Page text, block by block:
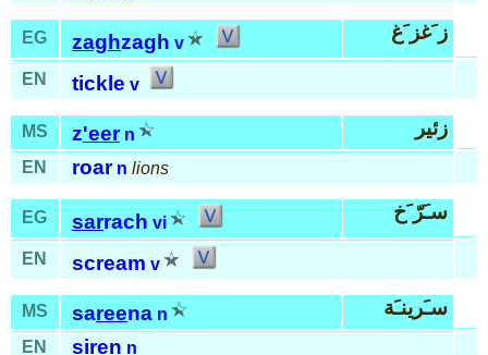
EG zaghzagh v ز َغز َغ
EN tickle v
MS z'eer n زئير
EN roar n lions
EG sarrach vi سـَرّ َخ
EN scream v
MS sareena n سـَرينـَة
EN siren n